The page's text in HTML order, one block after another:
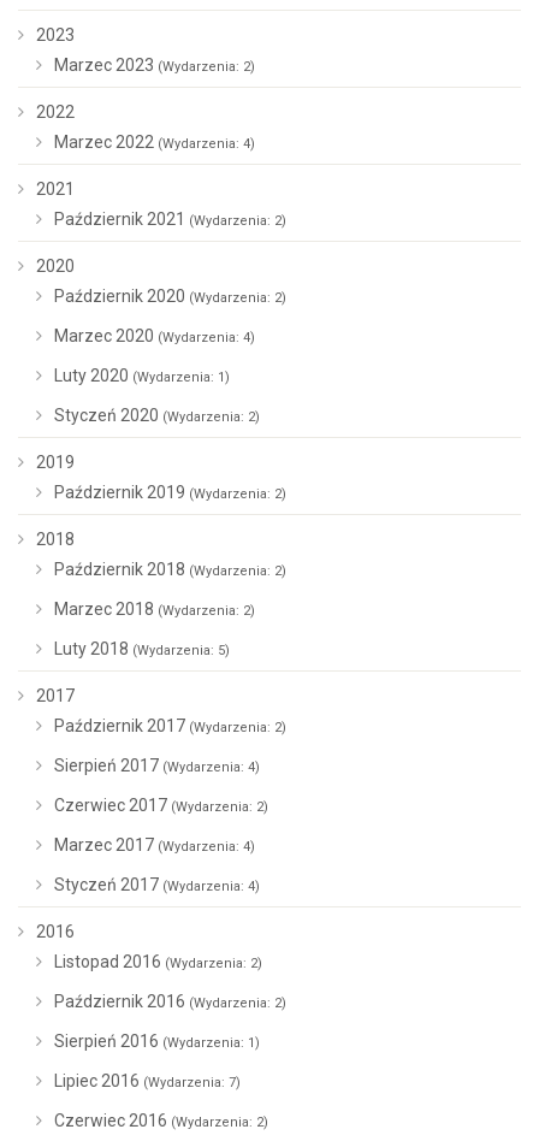
2023
Marzec 2023 (Wydarzenia: 2)
2022
Marzec 2022 (Wydarzenia: 4)
2021
Październik 2021 (Wydarzenia: 2)
2020
Październik 2020 (Wydarzenia: 2)
Marzec 2020 (Wydarzenia: 4)
Luty 2020 (Wydarzenia: 1)
Styczeń 2020 (Wydarzenia: 2)
2019
Październik 2019 (Wydarzenia: 2)
2018
Październik 2018 (Wydarzenia: 2)
Marzec 2018 (Wydarzenia: 2)
Luty 2018 (Wydarzenia: 5)
2017
Październik 2017 (Wydarzenia: 2)
Sierpień 2017 (Wydarzenia: 4)
Czerwiec 2017 (Wydarzenia: 2)
Marzec 2017 (Wydarzenia: 4)
Styczeń 2017 (Wydarzenia: 4)
2016
Listopad 2016 (Wydarzenia: 2)
Październik 2016 (Wydarzenia: 2)
Sierpień 2016 (Wydarzenia: 1)
Lipiec 2016 (Wydarzenia: 7)
Czerwiec 2016 (Wydarzenia: 2)